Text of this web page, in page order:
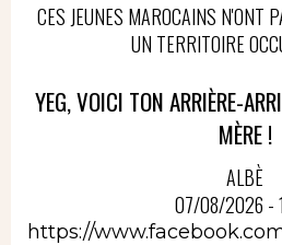
CES JEUNES MAROCAINS N'ONT
UN TERRITOIRE
YEG, VOICI TON ARRIÈRE-
MÈRE !
ALBÈ
07/08/2026 -
https://